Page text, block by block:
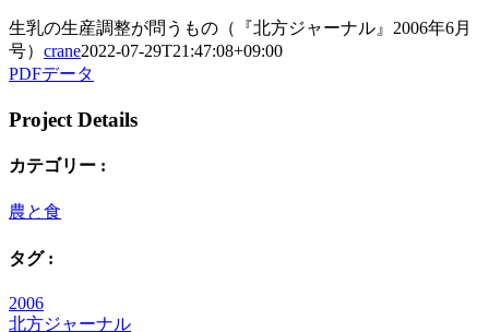
生乳の生産調整が問うもの（『北方ジャーナル』2006年6月
号） crane2022-07-29T21:47:08+09:00
PDFデータ
Project Details
カテゴリー :
農と食
タグ :
2006
北方ジャーナル